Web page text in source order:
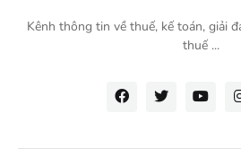
Kênh thông tin về thuế, kế toán, giải
thuế ...